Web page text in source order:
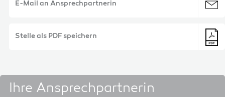
E-Mail an Ansprechpartnerin
Stelle als PDF speichern
Ihre Ansprechpartnerin